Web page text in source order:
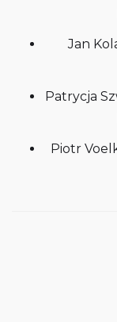
Jan
Patrycja
Piotr